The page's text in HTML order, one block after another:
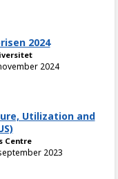
2024
2024
Utilization and
Centre
2023